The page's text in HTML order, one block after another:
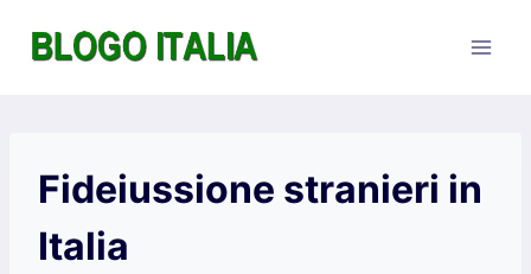
Fideiussione stranieri in
Italia